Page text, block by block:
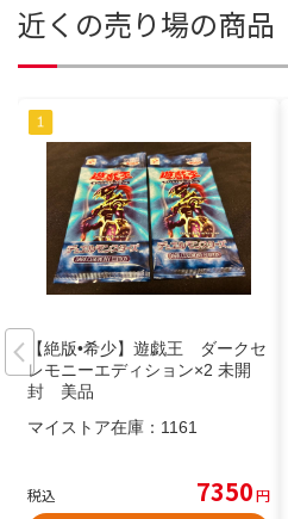
近くの売り場の商品
【絶版•希少】遊戯王 ダークセ
レモニーエディション×2 未開
封 美品
マイストア在庫： 1161
税込 7350円